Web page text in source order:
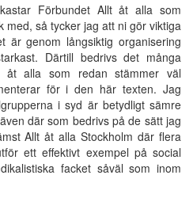
Förbundet Allt åt alla som
med, så tycker jag att ni gör viktiga
är genom långsiktig organisering
Därtill bedrivs det många
åt alla som redan stämmer väl
för i den här texten. Jag
i syd är betydligt sämre
där som bedrivs på de sätt jag
Allt åt alla Stockholm där flera
ett effektivt exempel på social
facket såväl som inom